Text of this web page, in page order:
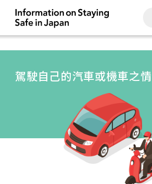
駕駛自己的汽車或機車之